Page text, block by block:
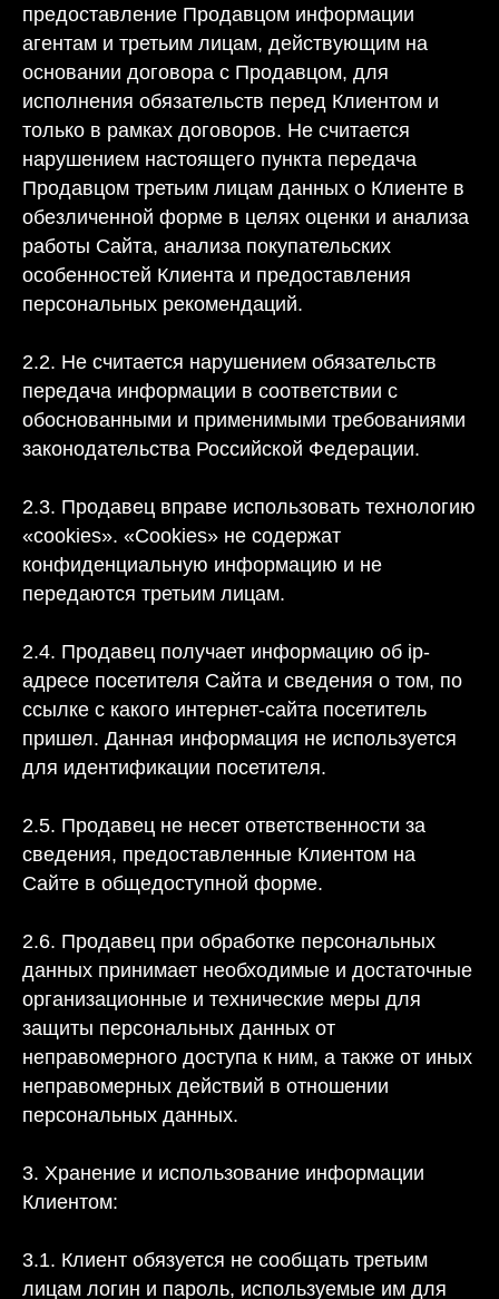
предоставление Продавцом информации
агентам и третьим лицам, действующим на
основании договора с Продавцом, для
исполнения обязательств перед Клиентом и
только в рамках договоров. Не считается
нарушением настоящего пункта передача
Продавцом третьим лицам данных о Клиенте в
обезличенной форме в целях оценки и анализа
работы Сайта, анализа покупательских
особенностей Клиента и предоставления
персональных рекомендаций.
2.2. Не считается нарушением обязательств
передача информации в соответствии с
обоснованными и применимыми требованиями
законодательства Российской Федерации.
2.3. Продавец вправе использовать технологию
«cookies». «Cookies» не содержат
конфиденциальную информацию и не
передаются третьим лицам.
2.4. Продавец получает информацию об ip-
адресе посетителя Сайта и сведения о том, по
ссылке с какого интернет-сайта посетитель
пришел. Данная информация не используется
для идентификации посетителя.
2.5. Продавец не несет ответственности за
сведения, предоставленные Клиентом на
Сайте в общедоступной форме.
2.6. Продавец при обработке персональных
данных принимает необходимые и достаточные
организационные и технические меры для
защиты персональных данных от
неправомерного доступа к ним, а также от иных
неправомерных действий в отношении
персональных данных.
3. Хранение и использование информации
Клиентом:
3.1. Клиент обязуется не сообщать третьим
лицам логин и пароль, используемые им для